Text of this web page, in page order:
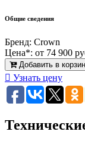
Общие сведения
Бренд: Crown
Цена*: от 74 900
Добавить в
Узнать цену